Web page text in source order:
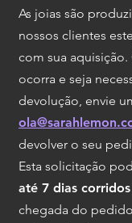
As joias são
nossos clientes
com sua aquisição.
ocorra e seja
devolução, envie
devolver o seu
Esta solicitação
até 7 dias corridos
chegada do